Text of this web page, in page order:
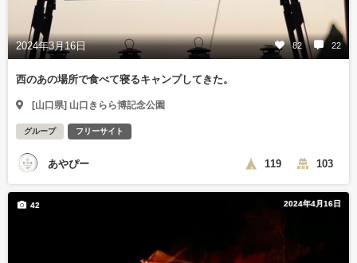
2024年3月16日 82 22
西のあの場所で食べて寝るキャンプしてきた。
[山口県] 山口きらら博記念公園
グループ フリーサイト
あやぴー 119 103
2024年4月16日
42